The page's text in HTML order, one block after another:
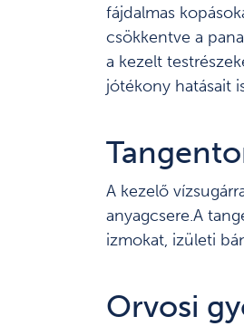
fájdalmas
csökkentve a
a kezelt
jótékony hatásait
A kezelő
anyagcsere.A
izmokat, izületi
Orvosi